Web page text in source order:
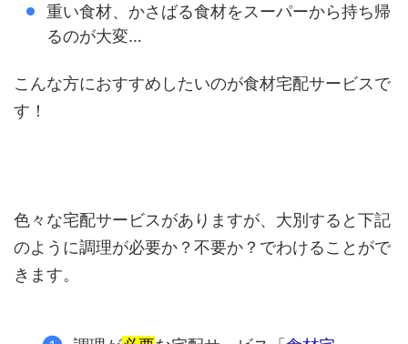
重い食材、かさばる食材をスーパーから持ち帰
るのが大変…
こんな方におすすめしたいのが食材宅配サービスで
す！
色々な宅配サービスがありますが、大別すると下記
のように調理が必要か？不要か？でわけることがで
きます。